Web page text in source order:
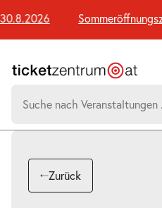
Seiteninhalt
springen
nach:
Suchtreffer:
Zurück